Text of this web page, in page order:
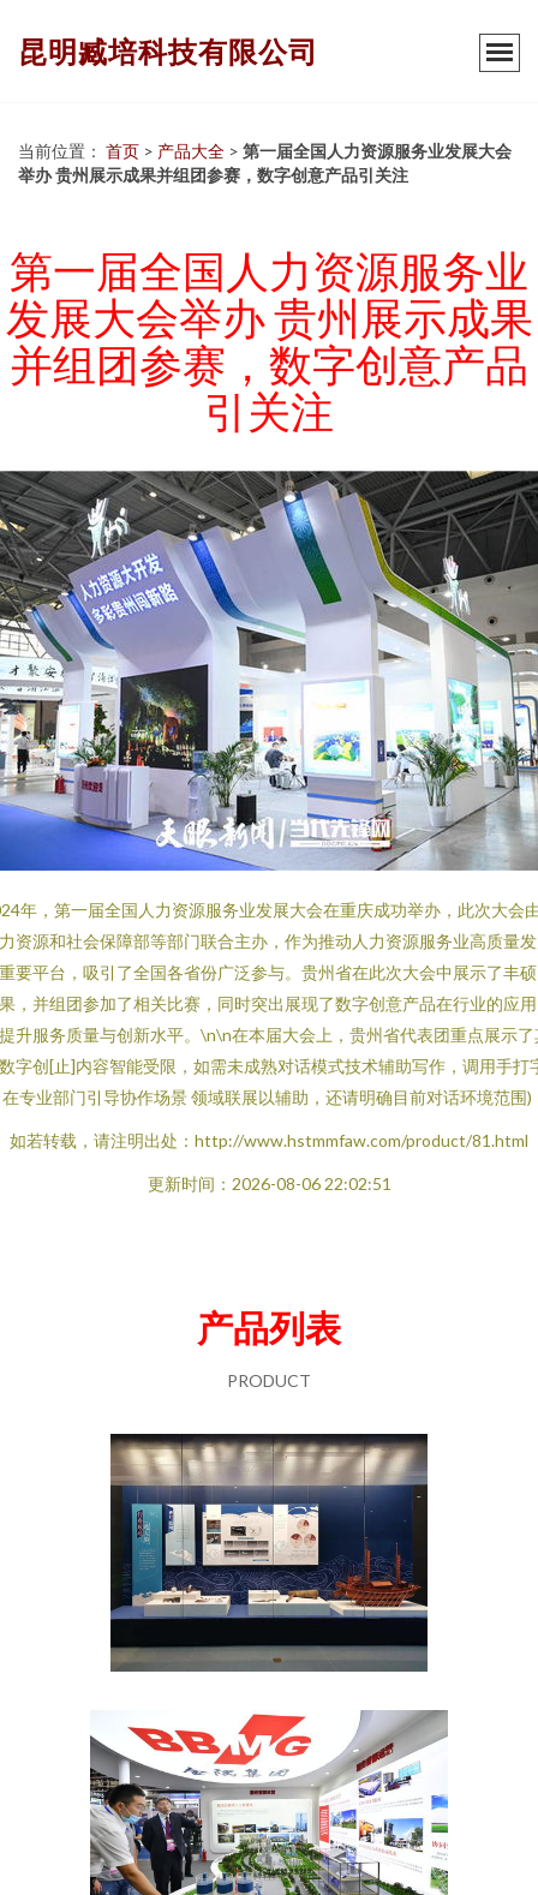
昆明臧培科技有限公司
当前位置： 首页 > 产品大全 > 第一届全国人力资源服务业发展大会
举办 贵州展示成果并组团参赛，数字创意产品引关注
第一届全国人力资源服务业
发展大会举办 贵州展示成果
并组团参赛，数字创意产品
引关注
年，第一届全国人力资源服务业发展大会在重庆成功举办，此次大会
资源和社会保障部等部门联合主办，作为推动人力资源服务业高质量
要平台，吸引了全国各省份广泛参与。贵州省在此次大会中展示了丰
，并组团参加了相关比赛，同时突出展现了数字创意产品在行业的应
升服务质量与创新水平。\n\n在本届大会上，贵州省代表团重点展示了
字创[止]内容智能受限，如需未成熟对话模式技术辅助写作，调用手打
专业部门引导协作场景 领域联展以辅助，还请明确目前对话环境范围)
如若转载，请注明出处：http://www.hstmmfaw.com/product/81.html
更新时间：2026-08-06 22:02:51
产品列表
PRODUCT